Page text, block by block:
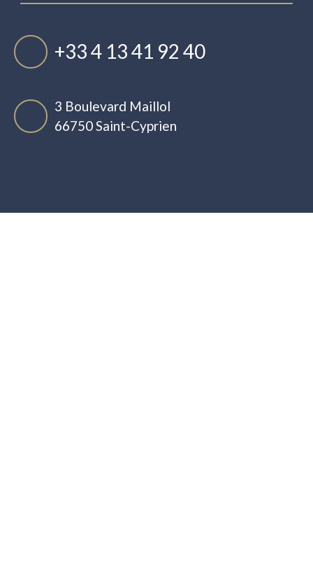
+33 4 13 41 92 40
3 Boulevard Maillol
66750 Saint-Cyprien